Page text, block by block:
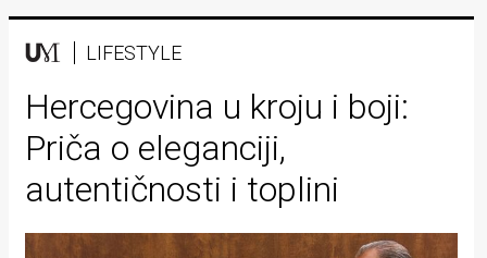
Teatar
Književnost
Muzika
Film
Intervju
LIFESTYLE
Hercegovina u kroju i boji:
Priča o eleganciji,
autentičnosti i toplini